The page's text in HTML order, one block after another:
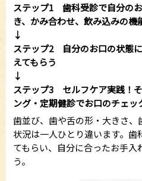
ステップ1 歯科受診で自分の
き、かみ合わせ、飲み込みの機
↓
ステップ2 自分のお口の状態
えてもらう
↓
ステップ3 セルフケア実践！
ング・定期健診でお口のチェッ
歯並び、歯や舌の形・大きさ
状況は一人ひとり違います。
てもらい、自分に合ったお手入
う。